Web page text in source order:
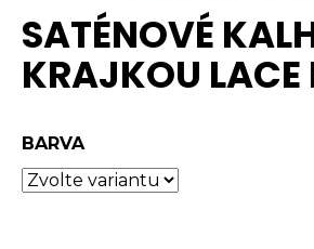
produktu
je
5,0
hvězdiček.
SATÉNOVÉ
KRAJKOU LACE
BARVA
r
u
č
e
m
e